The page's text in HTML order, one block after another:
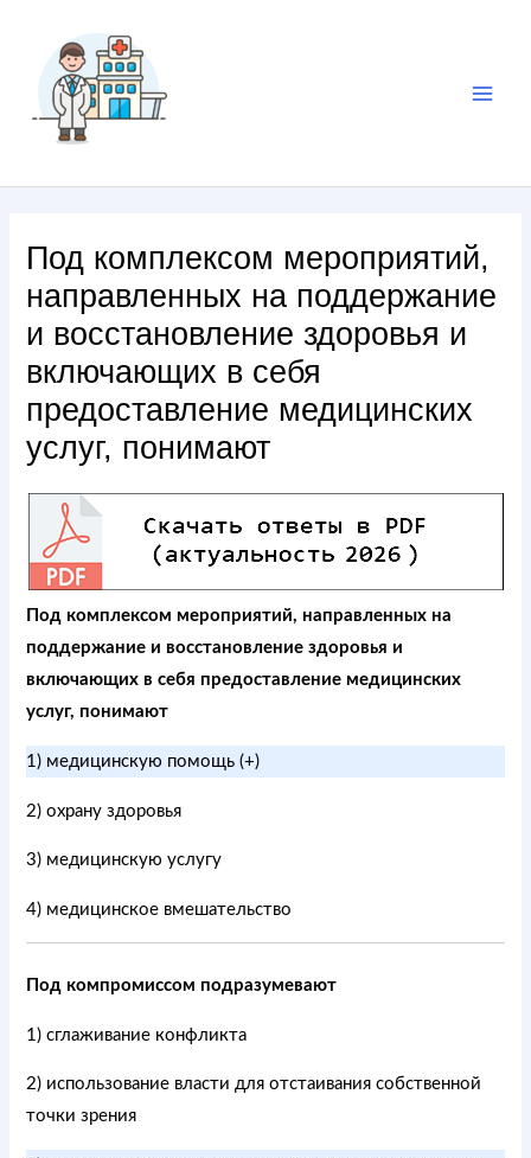
Под комплексом мероприятий,
направленных на поддержание
и восстановление здоровья и
включающих в себя
предоставление медицинских
услуг, понимают
Под комплексом мероприятий, направленных на
поддержание и восстановление здоровья и
включающих в себя предоставление медицинских
услуг, понимают
1) медицинскую помощь (+)
2) охрану здоровья
3) медицинскую услугу
4) медицинское вмешательство
Под компромиссом подразумевают
1) сглаживание конфликта
2) использование власти для отстаивания собственной
точки зрения